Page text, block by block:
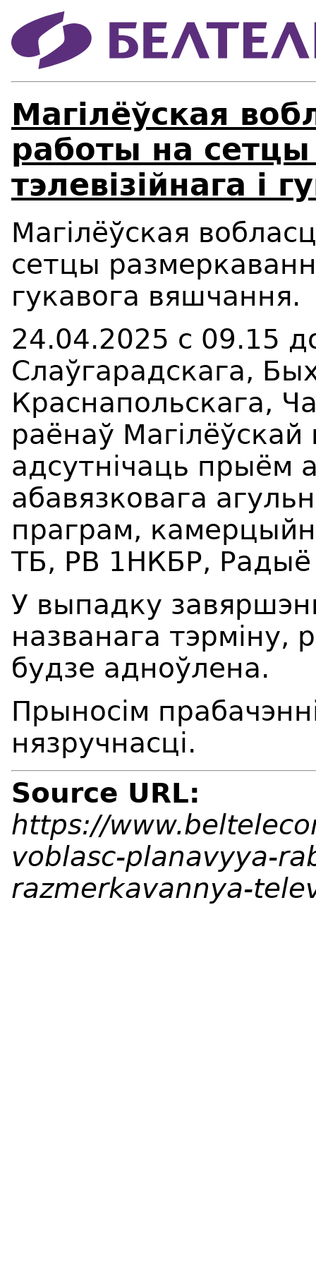
Магілёўская
работы на
тэлевізійнага і
Магілёўская
сетцы
гукавога вяшчання.
24.04.2025 с 09.15
Слаўгарадскага,
Краснапольскага,
раёнаў Магілёўскай
адсутнічаць прыём
абавязковага
праграм,
ТБ, РВ 1НКБР, Радыё
У выпадку
названага тэрміну,
будзе адноўлена.
Прыносім
нязручнасці.
Source URL:
https://
voblasc-planavyya-
razmerkavannya-